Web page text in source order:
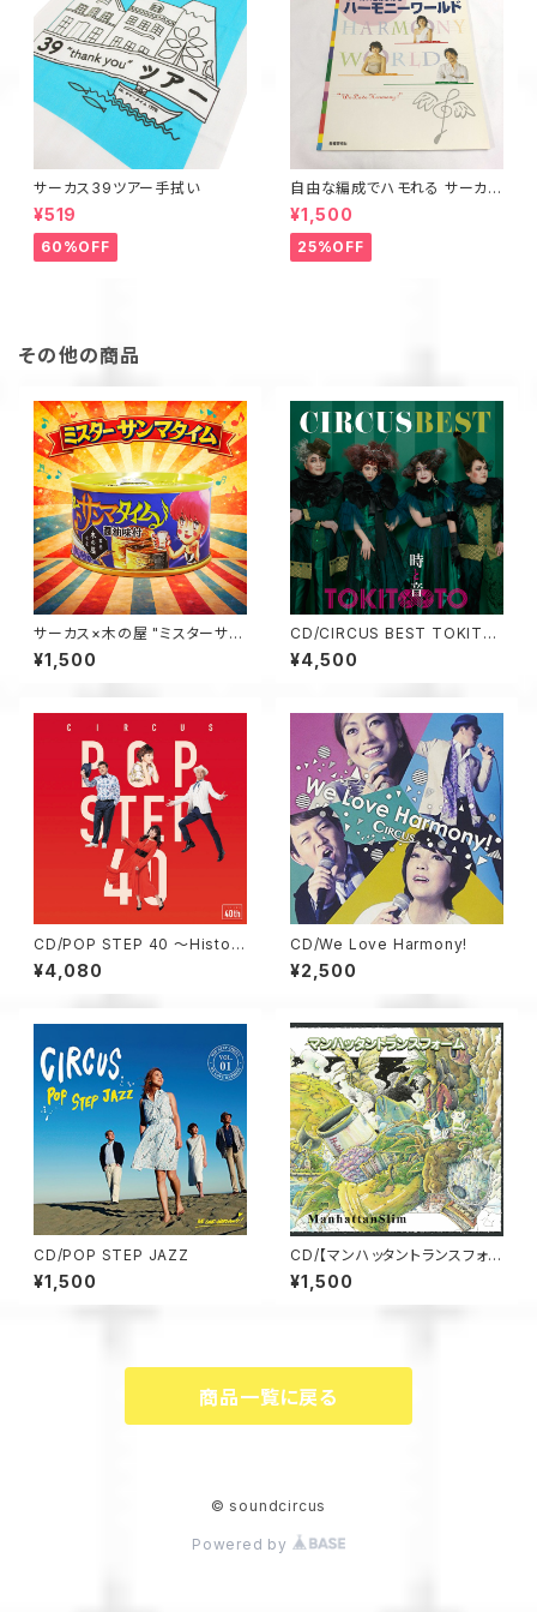
サーカス39ツアー手拭い
¥519
60%OFF
自由な編成でハモれる サーカス
とはじめるハーモニーワールド
¥1,500
25%OFF
その他の商品
サーカス×木の屋 "ミスターサン
マタイム（醤油味）”（2缶セット）
¥1,500
CD/CIRCUS BEST TOKIT∞
TO 時と音
¥4,500
CD/POP STEP 40 ～Histoir
e et Futur（初回盤）
¥4,080
CD/We Love Harmony!
¥2,500
CD/POP STEP JAZZ
¥1,500
CD/【マンハッタントランスフォー
ム】マンハッタンスリム＊CDのみ
¥1,500
商品一覧に戻る
© soundcircus
Powered by